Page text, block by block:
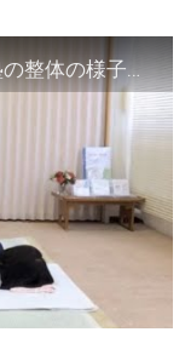
福井県越前市の整体・自然体健康塾の整体の様子（1）背骨の観察／骨盤他